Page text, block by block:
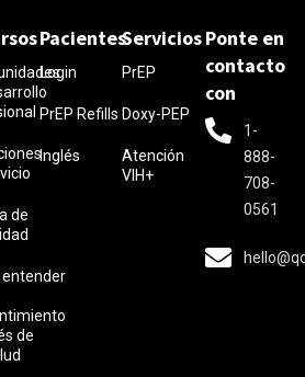
de
de
Pacientes
Login
PrEP Refills
Inglés
Servicios
PrEP
Doxy-PEP
Atención
VIH+
Ponte en
contacto
con
1-
888-
708-
0561